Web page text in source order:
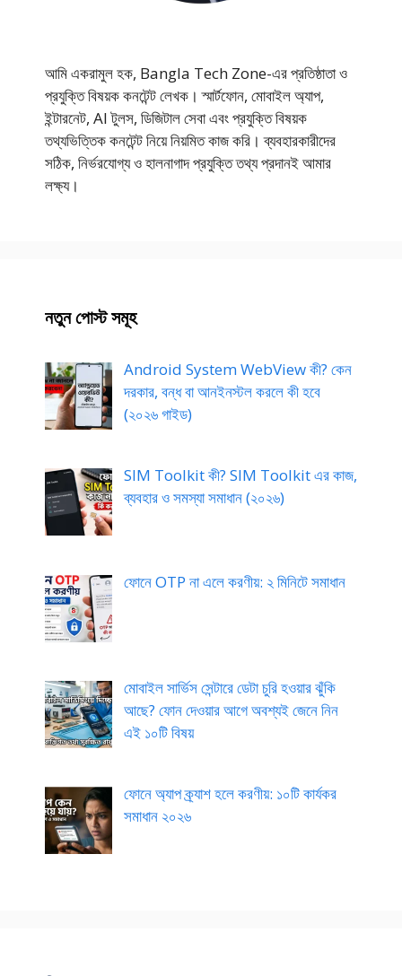
আমি একরামুল হক, Bangla Tech Zone-এর প্রতিষ্ঠাতা ও
প্রযুক্তি বিষয়ক কনটেন্ট লেখক। স্মার্টফোন, মোবাইল অ্যাপ,
ইন্টারনেট, AI টুলস, ডিজিটাল সেবা এবং প্রযুক্তি বিষয়ক
তথ্যভিত্তিক কনটেন্ট নিয়ে নিয়মিত কাজ করি। ব্যবহারকারীদের
সঠিক, নির্ভরযোগ্য ও হালনাগাদ প্রযুক্তি তথ্য প্রদানই আমার
লক্ষ্য।
নতুন পোস্ট সমূহ
Android System WebView কী? কেন
দরকার, বন্ধ বা আনইনস্টল করলে কী হবে
(২০২৬ গাইড)
SIM Toolkit কী? SIM Toolkit এর কাজ,
ব্যবহার ও সমস্যা সমাধান (২০২৬)
ফোনে OTP না এলে করণীয়: ২ মিনিটে সমাধান
মোবাইল সার্ভিস সেন্টারে ডেটা চুরি হওয়ার ঝুঁকি
আছে? ফোন দেওয়ার আগে অবশ্যই জেনে নিন
এই ১০টি বিষয়
ফোনে অ্যাপ ক্র্যাশ হলে করণীয়: ১০টি কার্যকর
সমাধান ২০২৬